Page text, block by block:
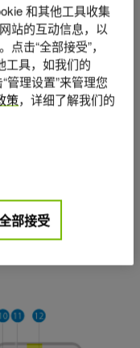
一种直观的方法，
。一旦捕获，设备
一端。
移动电话仍然如此；
mic ），这有助于
两个以上的麦克风，
在手机的前底部，
声音。手机设计师
可能远的地方，通
和其他工具收集
站的互动信息，以
击“全部接受”，
工具，如我们的
管理设置”来管理您
策，详细了解我们的
部接受